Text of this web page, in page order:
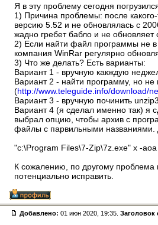
Я в эту проблему сегодня
1) Причина проблемы: после
версию 5.52 и не обновлялась с
жадно гребет бабло и не
2) Если найти файл программы не в
компания WinRar регулярно
3) Что же делать? Есть варианты:
Вариант 1 - вручную какждую
Вариант 2 - найти программу, но
(http://www.teleguide.info/download/
Вариант 3 - вручную починить
Вариант 4 (я сделал именно так) я
выбрал опцию, чтобы архив с
файлы с парвильными названиями.
"c:\Program Files\7-Zip\7z.exe" x -
К сожалению, по другому проблема
потенциально исправить.
Добавлено: 01 июн 2020, 19:35. Заголовок